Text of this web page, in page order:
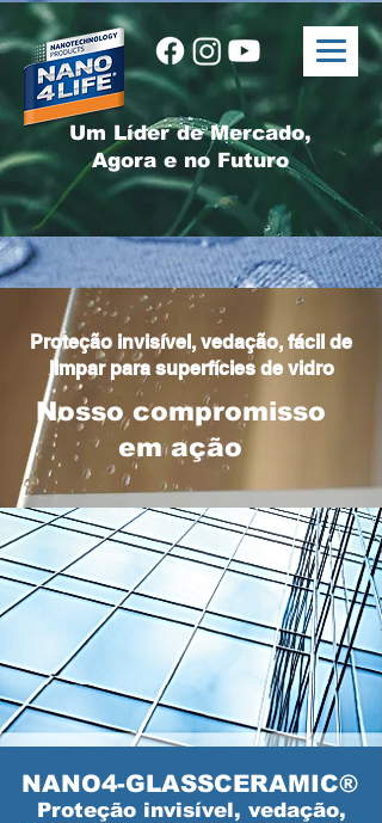
Um Líder de Mercado,
Agora e no Futuro
Proteção invisível, vedação, fácil de
limpar para superfícies de vidro
Nosso compromisso
em ação
NANO4-GLASSCERAMIC®
Proteção invisível, vedação,